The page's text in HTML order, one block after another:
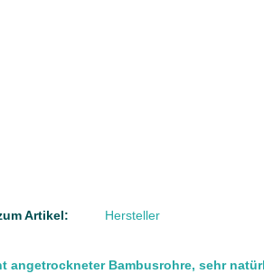
Artikel: Hersteller
angetrockneter Bambusrohre, sehr